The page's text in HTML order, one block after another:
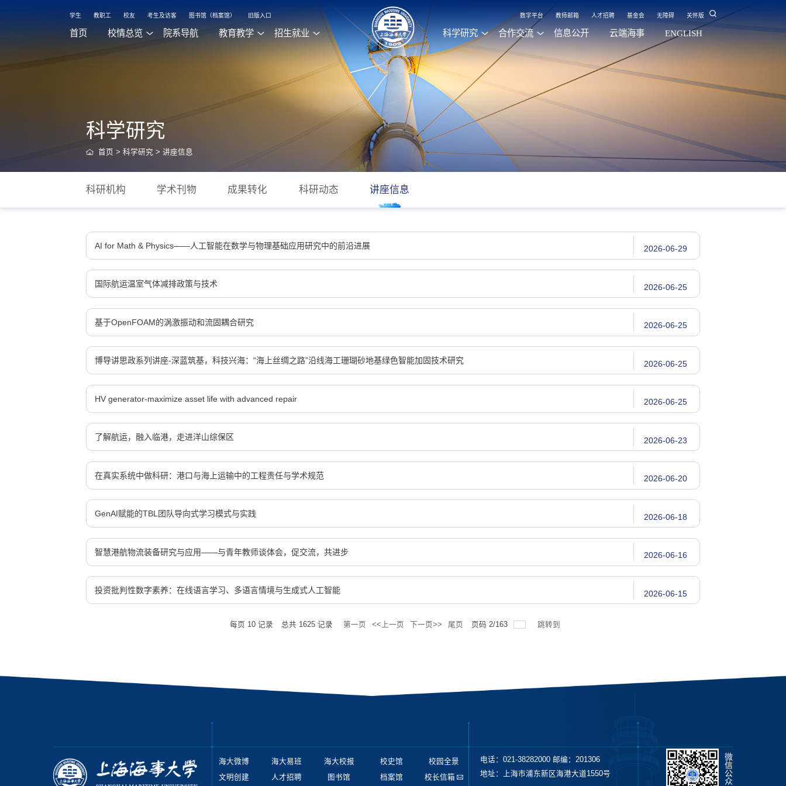
学生 教职工 校友 考生及访客 图书馆（档案馆） 旧版入口 数字平台 教师邮箱 人才招聘 基金会 无障碍 关怀版
首页 校情总览 院系导航 教育教学 招生就业 科学研究 合作交流 信息公开 云端海事 ENGLISH
科学研究
首页 > 科学研究 > 讲座信息
科研机构 学术刊物 成果转化 科研动态 讲座信息
2026-06-29
AI for Math & Physics——人工智能在数学与物理基础应用研究中的前沿进展
2026-06-25
国际航运温室气体减排政策与技术
2026-06-25
基于OpenFOAM的涡激振动和流固耦合研究
2026-06-25
博导讲思政系列讲座-深蓝筑基，科技兴海：“海上丝绸之路”沿线海工珊瑚砂地基绿色智能加固技术研究
2026-06-25
HV generator-maximize asset life with advanced repair
2026-06-23
了解航运，融入临港，走进洋山综保区
2026-06-20
在真实系统中做科研：港口与海上运输中的工程责任与学术规范
2026-06-18
GenAI赋能的TBL团队导向式学习模式与实践
2026-06-16
智慧港航物流装备研究与应用——与青年教师谈体会，促交流，共进步
2026-06-15
投资批判性数字素养：在线语言学习、多语言情境与生成式人工智能
每页 10记录 总共 1625记录 第一页 <<上一页 下一页>> 尾页 页码 2/163 跳转到
海大微博 海大易班 海大校报 校史馆
校园全景
文明创建
人才招聘 图书馆 档案馆 校长信箱
电话：021-38282000 邮编：201306
地址：上海市浦东新区海港大道1550号
微
信
公
众